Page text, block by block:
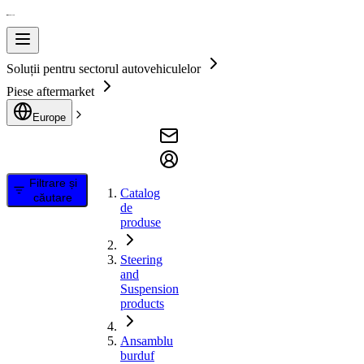
Soluții pentru sectorul autovehiculelor
Piese aftermarket
Europe
Filtrare și
căutare
Catalog
de
produse
Steering
and
Suspension
products
Ansamblu
burduf